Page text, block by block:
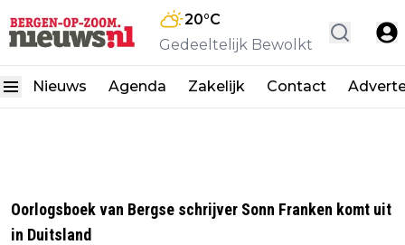
20°C
Gedeeltelijk Bewolkt
Nieuws Agenda Zakelijk Contact
Oorlogsboek van Bergse schrijver Sonn Franken komt uit
in Duitsland